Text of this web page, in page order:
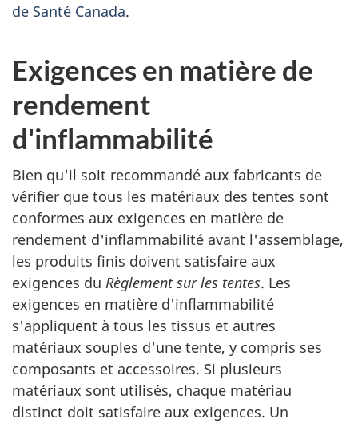
de Santé Canada.
Exigences en matière de
rendement
d'inflammabilité
Bien qu'il soit recommandé aux fabricants de
vérifier que tous les matériaux des tentes sont
conformes aux exigences en matière de
rendement d'inflammabilité avant l'assemblage,
les produits finis doivent satisfaire aux
exigences du Règlement sur les tentes. Les
exigences en matière d'inflammabilité
s'appliquent à tous les tissus et autres
matériaux souples d'une tente, y compris ses
composants et accessoires. Si plusieurs
matériaux sont utilisés, chaque matériau
distinct doit satisfaire aux exigences. Un